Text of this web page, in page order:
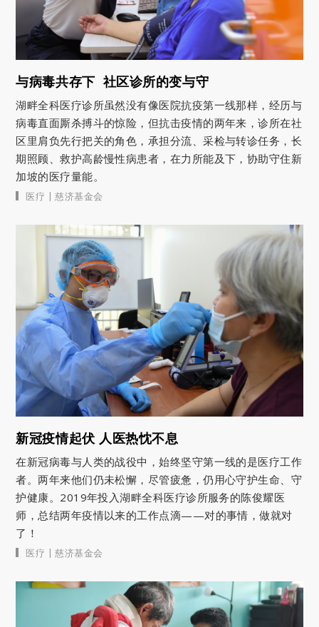
与病毒共存下 社区诊所的变与守
湖畔全科医疗诊所虽然没有像医院抗疫第一线那样，经历与
病毒直面厮杀搏斗的惊险，但抗击疫情的两年来，诊所在社
区里肩负先行把关的角色，承担分流、采检与转诊任务，长
期照顾、救护高龄慢性病患者，在力所能及下，协助守住新
加坡的医疗量能。
医疗 | 慈济基金会
新冠疫情起伏 人医热忱不息
在新冠病毒与人类的战役中，始终坚守第一线的是医疗工作
者。两年来他们仍未松懈，尽管疲惫，仍用心守护生命、守
护健康。2019年投入湖畔全科医疗诊所服务的陈俊耀医
师，总结两年疫情以来的工作点滴——对的事情，做就对
了！
医疗 | 慈济基金会